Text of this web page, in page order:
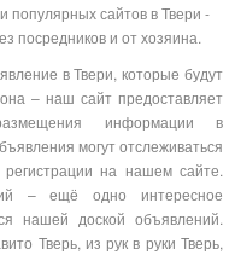
сайтов в Твери -
посредников и от хозяина.
в Твери, которые будут
– наш сайт предоставляет
информации в
могут отслеживаться
на нашем сайте.
– ещё одно интересное
нашей доской объявлений.
Тверь, из рук в руки Тверь,